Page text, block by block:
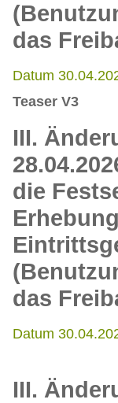
das
Datum
Teaser V3
III.
die
das
Datum
III.